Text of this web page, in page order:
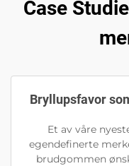
Case
Bryllupsfavor
Et av våre
egendefinerte
brudgommen